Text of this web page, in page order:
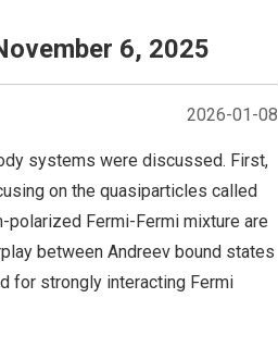
6, 2025
2026-01-08
systems were discussed. First,
on the quasiparticles called
polarized Fermi-Fermi mixture are
between Andreev bound states
for strongly interacting Fermi